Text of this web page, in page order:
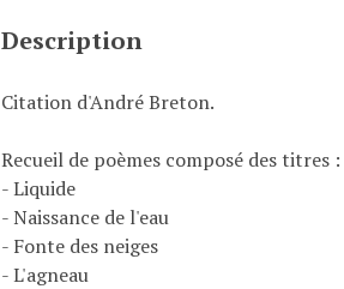
Description
Citation d'André Breton.
Recueil de poèmes composé des titres :
- Liquide
- Naissance de l'eau
- Fonte des neiges
- L'agneau